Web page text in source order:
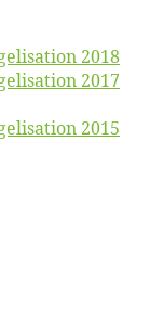
2018
2017
2015